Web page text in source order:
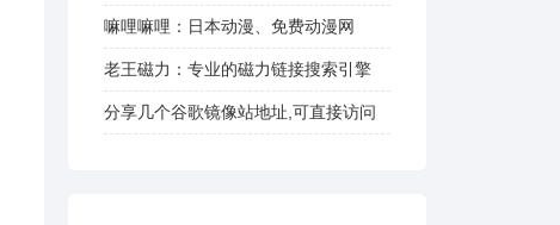
嘛哩嘛哩：日本动漫、免费动漫网
老王磁力：专业的磁力链接搜索引擎
分享几个谷歌镜像站地址,可直接访问